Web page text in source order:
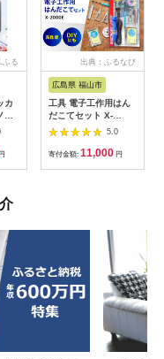
ふる
カ
円
出典：ふるなび
広島県 福山市
工具 電子工作用はん
だこてセット X-
2000E[BAEG004]工
5.0
寄付金額: 11,000 円